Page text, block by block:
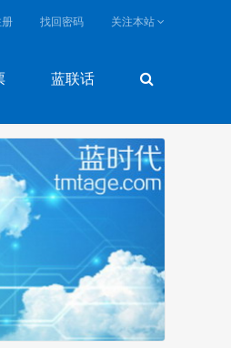
蓝联话
找回密码 关注本站